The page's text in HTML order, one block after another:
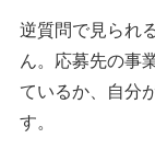
逆質問で見られ
ん。応募先の事
ているか、自分
す。